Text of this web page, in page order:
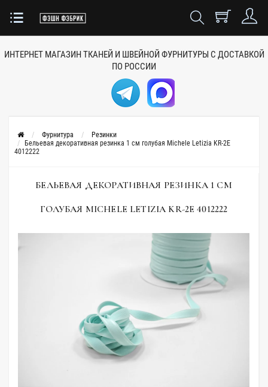
ИНТЕРНЕТ МАГАЗИН ТКАНЕЙ И ШВЕЙНОЙ ФУРНИТУРЫ С ДОСТАВКОЙ
ПО РОССИИ
Фурнитура
Резинки
Бельевая декоративная резинка 1 см голубая Michele Letizia KR-2E
4012222
БЕЛЬЕВАЯ ДЕКОРАТИВНАЯ РЕЗИНКА 1 СМ
ГОЛУБАЯ MICHELE LETIZIA KR-2E 4012222